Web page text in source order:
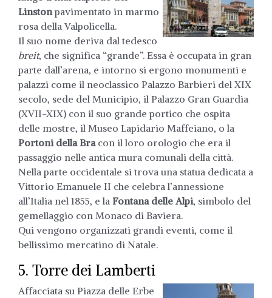
Linston pavimentato in marmo
rosa della Valpolicella.
Il suo nome deriva dal tedesco
breit, che significa “grande”. Essa è occupata in gran
parte dall’arena, e intorno si ergono monumenti e
palazzi come il neoclassico Palazzo Barbieri del XIX
secolo, sede del Municipio, il Palazzo Gran Guardia
(XVII-XIX) con il suo grande portico che ospita
delle mostre, il Museo Lapidario Maffeiano, o la
Portoni della Bracon il loro orologio che era il
passaggio nelle antica mura comunali della città.
Nella parte occidentale si trova una statua dedicata a
Vittorio Emanuele II che celebra l’annessione
all’Italia nel 1855, e la Fontana delle Alpi, simbolo del
gemellaggio con Monaco di Baviera.
Qui vengono organizzati grandi eventi, come il
bellissimo mercatino di Natale.
5. Torre dei Lamberti
Affacciata su Piazza delle Erbe